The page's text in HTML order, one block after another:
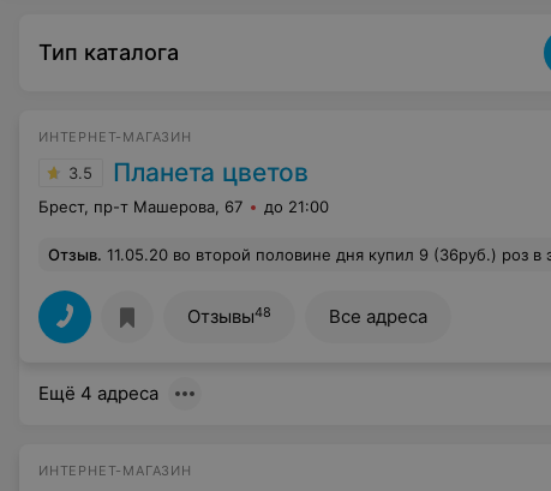
Тип каталога
ИНТЕРНЕТ-МАГАЗИН
3.5 Планета цветов
Брест, пр-т Машерова, 67 до 21:00
Отзыв. 11.05.20 во второй половине дня купил 9 (36руб.) роз в этом магазине,на кануне дня рожденья жены.Уже к вечеру они зачахли.12.05.20г.день рождения,собрался поздравить,а у меня не букет ,а веник завявший.Понятно что поехал купил другой букет .В это же утро забежал в Планету цветов с этим "веником",спросил как так ,почему ,на что мне Администратор коротко и ясно ответила-Я не знаю ,что вы с ним делали.Я был в шоке от этого магазина.Они мне продали некачественный
Отзывы48 Все адреса
Ещё 4 адреса
ИНТЕРНЕТ-МАГАЗИН